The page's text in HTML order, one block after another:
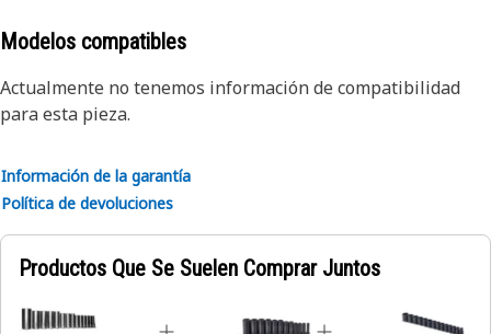
• acabado de óxido negro.
Modelos compatibles
Actualmente no tenemos información de compatibilidad
para esta pieza.
Información de la garantía
Política de devoluciones
Productos Que Se Suelen Comprar Juntos